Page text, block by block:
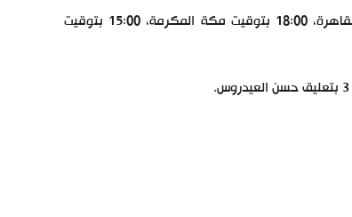
تنطلق مباراة برشلونة وإيبار في الدوري الإسباني في تمام الساعة 17:00 بتوقيت القاهرة، 18:00 بتوقيت مكة المكرمة، 15:00 بتوقيت